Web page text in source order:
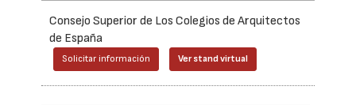
Consejo Superior de Los Colegios de Arquitectos
de España
Solicitar información Ver stand virtual